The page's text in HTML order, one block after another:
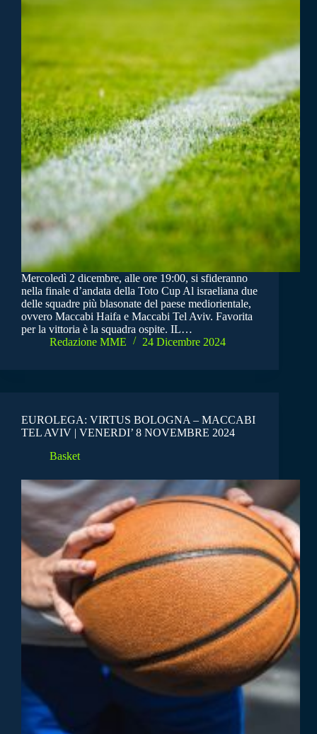
Mercoledì 2 dicembre, alle ore 19:00, si sfideranno
nella finale d’andata della Toto Cup Al israeliana due
delle squadre più blasonate del paese mediorientale,
ovvero Maccabi Haifa e Maccabi Tel Aviv. Favorita
per la vittoria è la squadra ospite. IL…
Redazione MME
24 Dicembre 2024
EUROLEGA: VIRTUS BOLOGNA – MACCABI
TEL AVIV | VENERDI’ 8 NOVEMBRE 2024
Basket